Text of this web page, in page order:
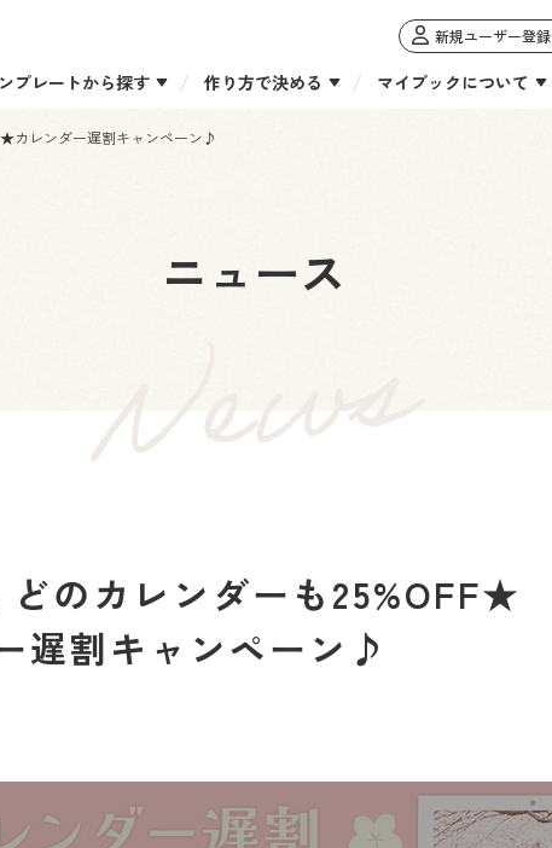
新規ユーザー登録
プレートから探す 作り方で決める マイブックについて
カレンダー遅割キャンペーン♪
ニュース
どのカレンダーも25%OFF★
遅割キャンペーン♪